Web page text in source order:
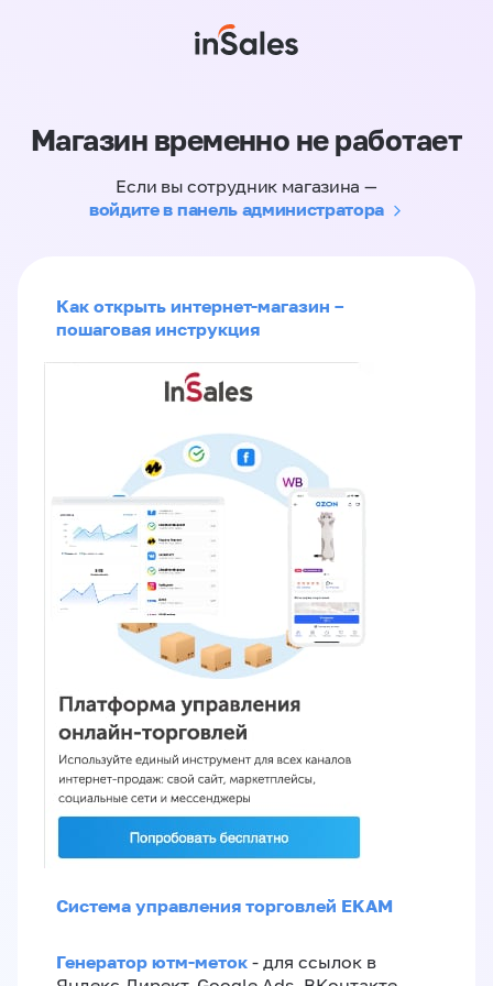
Магазин временно не работает
Если вы сотрудник магазина —
войдите в панель администратора
Как открыть интернет-магазин –
пошаговая инструкция
Система управления торговлей EKAM
Генератор ютм-меток - для ссылок в